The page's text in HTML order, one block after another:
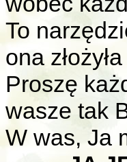
To
ona
Proszę
wasze tak
W was, Ja